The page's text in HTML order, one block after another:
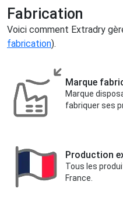
Fabrication
Voici comment Extradry
fabrication).
Marque
Marque
fabriquer ses
Production
Tous les
France.